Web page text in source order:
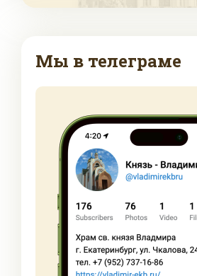
Мы в телеграме